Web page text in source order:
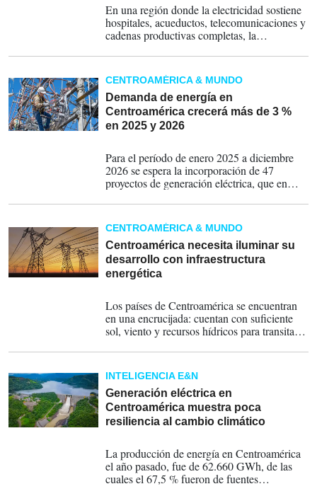
En una región donde la electricidad sostiene
hospitales, acueductos, telecomunicaciones y
cadenas productivas completas, la
rápidamente en impactos sociales y
económicos.
CENTROAMÉRICA & MUNDO
Demanda de energía en
Centroamérica crecerá más de 3 %
en 2025 y 2026
Para el período de enero 2025 a diciembre
2026 se espera la incorporación de 47
proyectos de generación eléctrica, que en
capacidad en la región centroamericana.
CENTROAMÉRICA & MUNDO
Centroamérica necesita iluminar su
desarrollo con infraestructura
energética
Los países de Centroamérica se encuentran
en una encrucijada: cuentan con suficiente
sol, viento y recursos hídricos para transitar
limpia, pero continúan sufriendo de
recurrentes apagones. ¿Cuáles son las causas,
los desafíos y el paradigma superador?
INTELIGENCIA E&N
Generación eléctrica en
Centroamérica muestra poca
resiliencia al cambio climático
La producción de energía en Centroamérica
el año pasado, fue de 62.660 GWh, de las
cuales el 67,5 % fueron de fuentes